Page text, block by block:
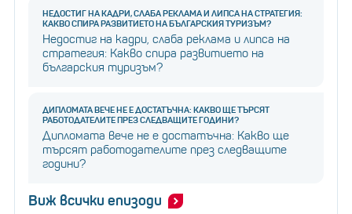
НЕДОСТИГ НА КАДРИ, СЛАБА РЕКЛАМА И ЛИПСА НА СТРАТЕГИЯ:
КАКВО СПИРА РАЗВИТИЕТО НА БЪЛГАРСКИЯ ТУРИЗЪМ?
Недостиг на кадри, слаба реклама и липса на
стратегия: Какво спира развитието на
българския туризъм?
ДИПЛОМАТА ВЕЧЕ НЕ Е ДОСТАТЪЧНА: КАКВО ЩЕ ТЪРСЯТ
РАБОТОДАТЕЛИТЕ ПРЕЗ СЛЕДВАЩИТЕ ГОДИНИ?
Дипломата вече не е достатъчна: Какво ще
търсят работодателите през следващите
години?
Виж всички епизоди